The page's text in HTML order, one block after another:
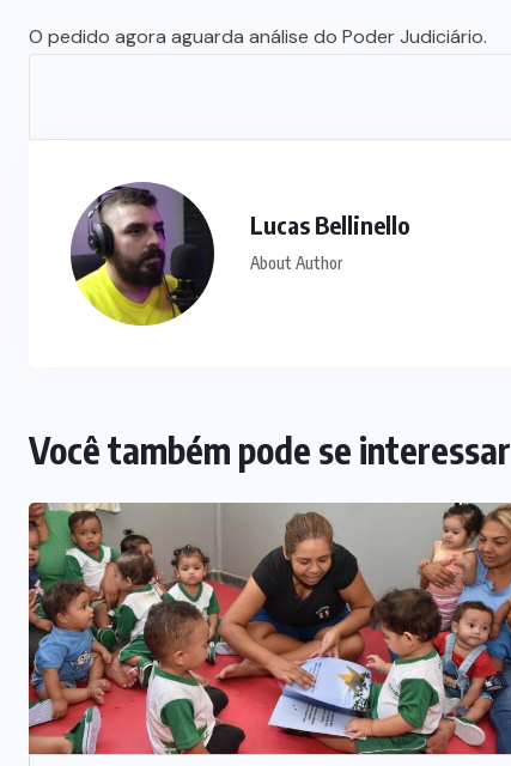
O pedido agora aguarda análise do Poder Judiciário.
Lucas Bellinello
About Author
Você também pode se interessar